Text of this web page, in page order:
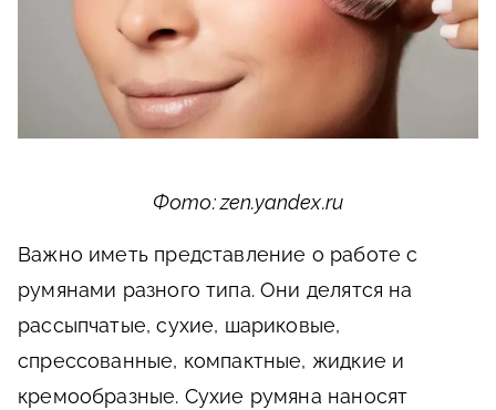
Фото: zen.yandex.ru
Важно иметь представление о работе с
румянами разного типа. Они делятся на
рассыпчатые, сухие, шариковые,
спрессованные, компактные, жидкие и
кремообразные. Сухие румяна наносят